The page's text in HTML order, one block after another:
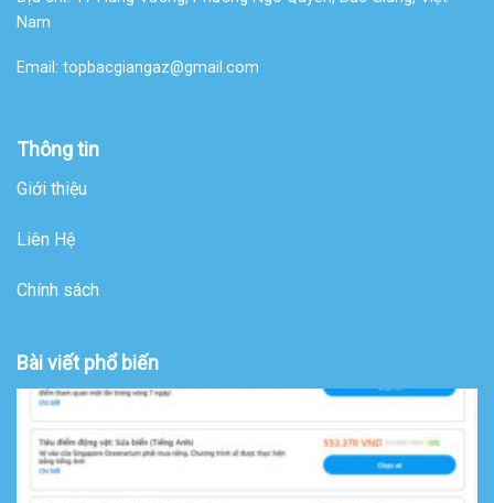
Nam
Email: topbacgiangaz@gmail.com
Thông tin
Giới thiệu
Liên Hệ
Chính sách
Bài viết phổ biến